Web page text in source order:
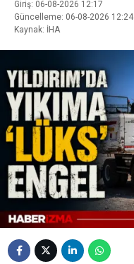
Giriş: 06-08-2026 12:17
Güncelleme: 06-08-2026 12:24
Kaynak: İHA